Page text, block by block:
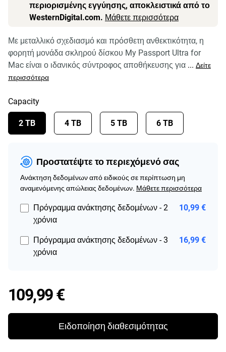
περιορισμένης εγγύησης, αποκλειστικά από το
WesternDigital.com. Μάθετε περισσότερα
Με μεταλλικό σχεδιασμό και πρόσθετη ανθεκτικότητα, η
φορητή μονάδα σκληρού δίσκου My Passport Ultra for
Mac είναι ο ιδανικός σύντροφος αποθήκευσης για ... Δείτε
περισσότερα
Capacity
2 TB 4 TB 5 TB 6 TB
Προστατέψτε το περιεχόμενό σας
Ανάκτηση δεδομένων από ειδικούς σε περίπτωση μη
αναμενόμενης απώλειας δεδομένων. Μάθετε περισσότερα
Πρόγραμμα ανάκτησης δεδομένων - 2
χρόνια
10,99 €
Πρόγραμμα ανάκτησης δεδομένων - 3
χρόνια
16,99 €
109,99 €Price 109,99 €
Ειδοποίηση διαθεσιμότητας